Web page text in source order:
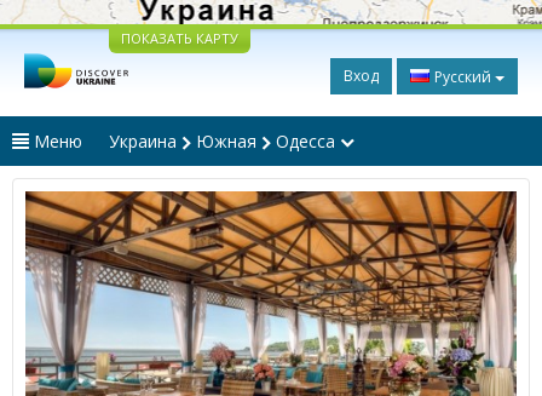
ПОКАЗАТЬ КАРТУ
Вход Русский
Меню Украина Южная Одесса